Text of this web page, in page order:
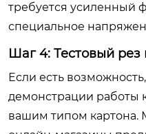
требуется усиленный
специальное
Шаг 4: Тестовый
Если есть
демонстрации работы
вашим типом картона.